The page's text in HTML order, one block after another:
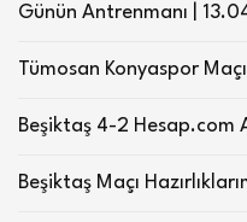
Günün Antrenmanı |
Tümosan Konyaspor Maçı
Beşiktaş 4-2 Hesap.com
Beşiktaş Maçı